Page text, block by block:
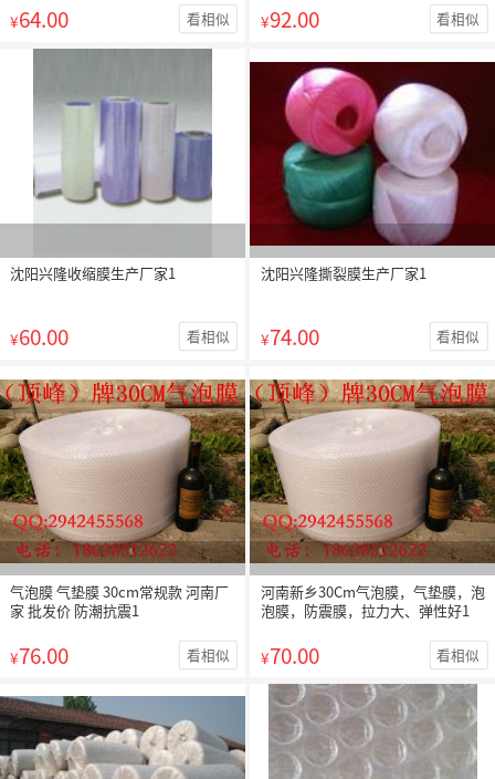
¥64.00 看相似 ¥92.00 看相似
沈阳兴隆收缩膜生产厂家1
¥60.00 看相似
沈阳兴隆撕裂膜生产厂家1
¥74.00 看相似
气泡膜 气垫膜 30cm常规款 河南厂
家 批发价 防潮抗震1
¥76.00 看相似
河南新乡30Cm气泡膜，气垫膜，泡
泡膜，防震膜，拉力大、弹性好1
¥70.00 看相似